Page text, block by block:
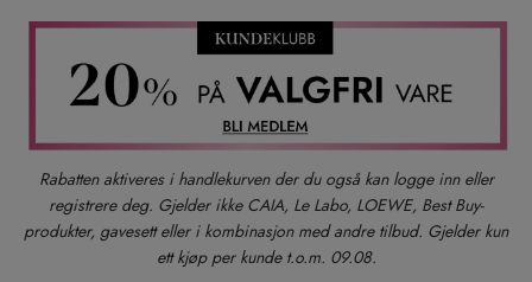
205 Nude - Velvet
319 Le Moka Chaud - Satin
139 Le Nude Dragée – Velvet
03 Le Nude Intense - Satin
Rabatten aktiveres i handlekurven der du også kan logge inn eller
registrere deg. Gjelder ikke CAIA, Le Labo, LOEWE, Best Buy-
produkter, gavesett eller i kombinasjon med andre tilbud. Gjelder kun
ett kjøp per kunde t.o.m. 09.08.